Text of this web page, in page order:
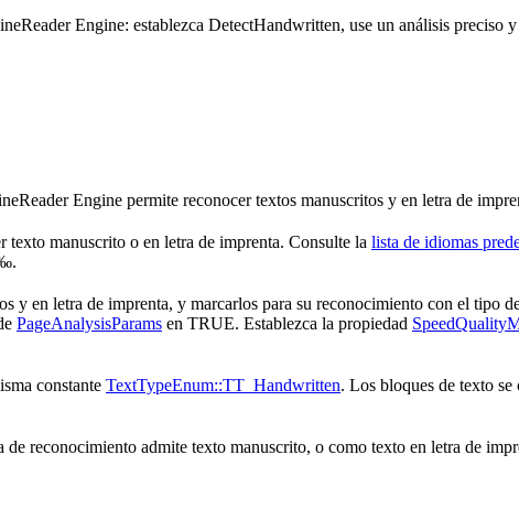
Engine: establezca DetectHandwritten, use un análisis
Engine permite reconocer textos manuscritos y en letra de
manuscrito o en letra de imprenta. Consulte la lista de idiomas
y en letra de imprenta, y marcarlos para su reconocimiento con el tipo
PageAnalysisParams en TRUE. Establezca la propiedad
constante TextTypeEnum::TT_Handwritten. Los bloques de texto
reconocimiento admite texto manuscrito, o como texto en letra de